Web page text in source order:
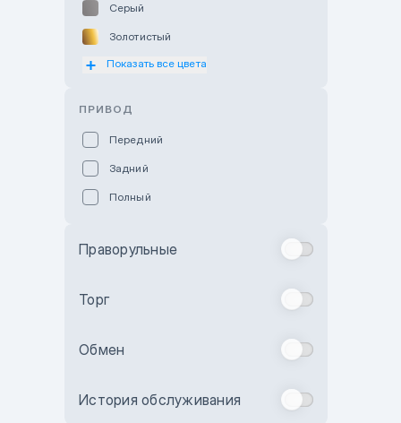
Серый
Золотистый
Оранжевый
Бежевый
Комбинированный
Показать все цвета
ПРИВОД
Передний
Задний
Полный
Праворульные
Торг
Обмен
История обслуживания